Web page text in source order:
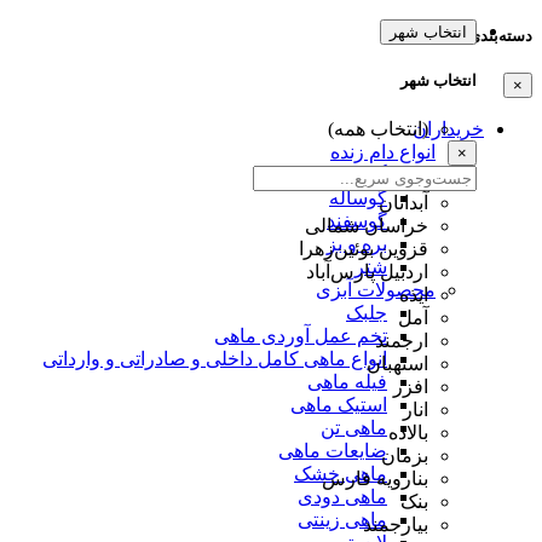
دسته‌بندی‌ها
×
خریداران
انواع دام زنده
گاو
گوساله
گوسفند
بره و بز
شتر
محصولات آبزی
جلبک
تخم عمل آوردی ماهی
انواع ماهی کامل داخلی و صادراتی و وارداتی
فیله ماهی
استیک ماهی
ماهی تن
ضایعات ماهی
ماهی خشک
ماهی دودی
ماهی زینتی
انتخاب شهر
انتخاب شهر
(انتخاب همه)
×
آبدانان
خراسان شمالی
قزوین بوئین‌زهرا
اردبیل پارس‌آباد
ایذه
آمل
ارجمند
استهبان
افزر
انار
بالاده
بزمان
بنارویه فارس
بنک
بیارجمند